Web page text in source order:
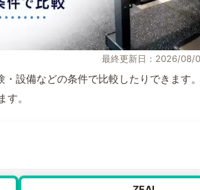
最終更新日：2026/08/
設備などの条件で比較したりできます
。